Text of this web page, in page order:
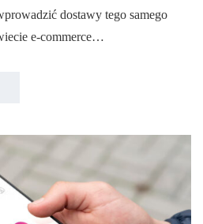
dostawy tego samego
e-commerce…